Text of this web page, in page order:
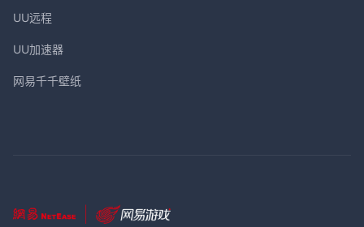
UU远程
UU加速器
网易千千壁纸